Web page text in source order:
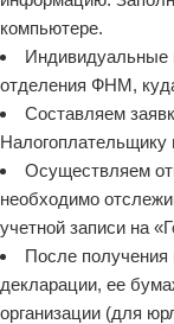
компьютере.
Индивидуальные
отделения ФНМ,
Составляем
Налогоплательщику
Осуществляем
необходимо
учетной записи на
После
декларации, ее
организации (для